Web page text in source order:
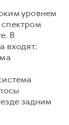
уровнем
В
входят:
задним